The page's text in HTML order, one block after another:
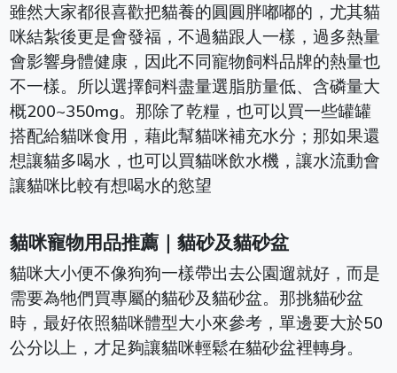
雖然大家都很喜歡把貓養的圓圓胖嘟嘟的，尤其貓
咪結紮後更是會發福，不過貓跟人一樣，過多熱量
會影響身體健康，因此不同寵物飼料品牌的熱量也
不一樣。所以選擇飼料盡量選脂肪量低、含磷量大
概200~350mg。那除了乾糧，也可以買一些罐罐
搭配給貓咪食用，藉此幫貓咪補充水分；那如果還
想讓貓多喝水，也可以買貓咪飲水機，讓水流動會
讓貓咪比較有想喝水的慾望
貓咪寵物用品推薦｜貓砂及貓砂盆
貓咪大小便不像狗狗一樣帶出去公園遛就好，而是
需要為牠們買專屬的貓砂及貓砂盆。那挑貓砂盆
時，最好依照貓咪體型大小來參考，單邊要大於50
公分以上，才足夠讓貓咪輕鬆在貓砂盆裡轉身。